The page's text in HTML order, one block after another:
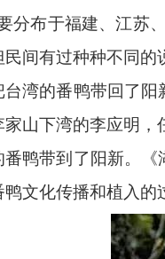
分布于福建、江苏
民间有过种种不同
湾的番鸭带回了
山下湾的李应明
鸭带到了阳新。
文化传播和植入的